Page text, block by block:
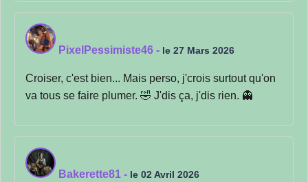
PixelPessimiste46 - le 27 Mars 2026
Croiser, c'est bien... Mais perso, j'crois surtout qu'on
va tous se faire plumer. 🤣 J'dis ça, j'dis rien. 👻
Bakerette81 - le 02 Avril 2026